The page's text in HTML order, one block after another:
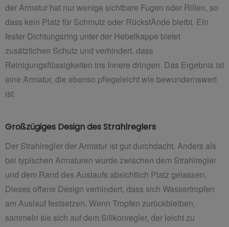
der Armatur hat nur wenige sichtbare Fugen oder Rillen, so
dass kein Platz für Schmutz oder RückstÄnde bleibt. Ein
fester Dichtungsring unter der Hebelkappe bietet
zusätzlichen Schutz und verhindert, dass
Reinigungsflüssigkeiten ins Innere dringen. Das Ergebnis ist
eine Armatur, die ebenso pflegeleicht wie bewundernswert
ist.
Großzügiges Design des Strahlreglers
Der Strahlregler der Armatur ist gut durchdacht. Anders als
bei typischen Armaturen wurde zwischen dem Strahlregler
und dem Rand des Auslaufs absichtlich Platz gelassen.
Dieses offene Design verhindert, dass sich Wassertropfen
am Auslauf festsetzen. Wenn Tropfen zurückbleiben,
sammeln sie sich auf dem Silikonregler, der leicht zu